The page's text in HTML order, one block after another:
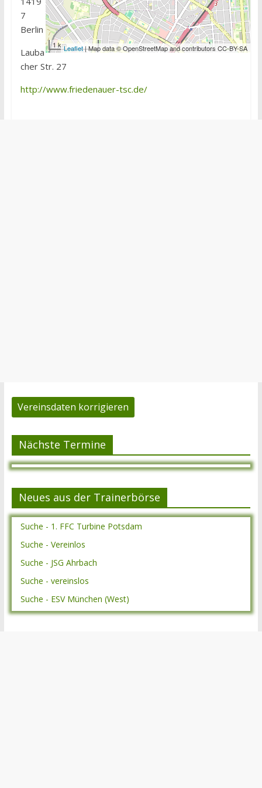
1 kmLeaflet| Map data © OpenStreetMap and contributors CC-BY-SA
7
Berlin
Lauba
cher Str. 27
http://www.friedenauer-tsc.de/
Vereinsdaten korrigieren
Nächste Termine
Neues aus der Trainerbörse
Suche - 1. FFC Turbine Potsdam
Suche - Vereinlos
Suche - JSG Ahrbach
Suche - vereinslos
Suche - ESV München (West)